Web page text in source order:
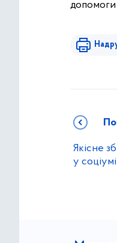
допомоги
Якісне
у соціумі